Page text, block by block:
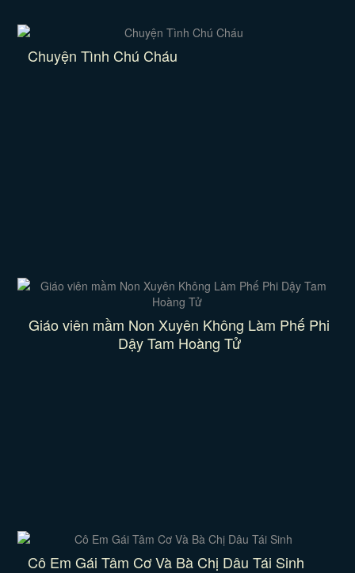
Chuyện Tình Chú Cháu
Giáo viên mầm Non Xuyên Không Làm Phế Phi
Dậy Tam Hoàng Tử
Cô Em Gái Tâm Cơ Và Bà Chị Dâu Tái Sinh